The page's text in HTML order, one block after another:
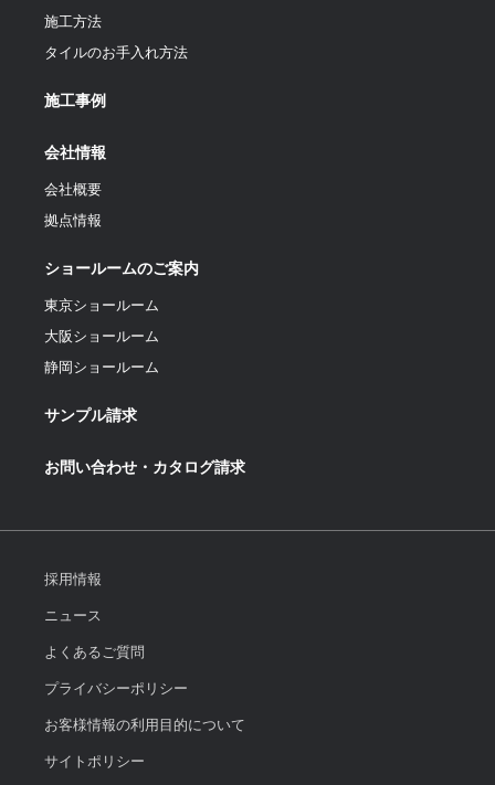
施工方法
タイルのお手入れ方法
施工事例
会社情報
会社概要
拠点情報
ショールームのご案内
東京ショールーム
大阪ショールーム
静岡ショールーム
サンプル請求
お問い合わせ・カタログ請求
採用情報
ニュース
よくあるご質問
プライバシーポリシー
お客様情報の利用目的について
サイトポリシー